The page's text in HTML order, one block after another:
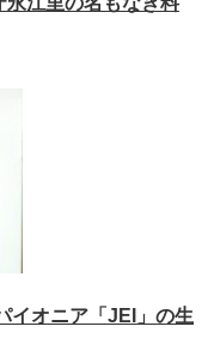
イオニア「JEI」の生